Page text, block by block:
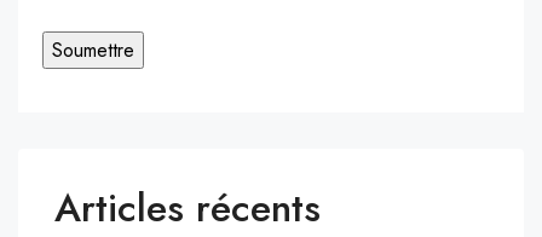
Articles récents